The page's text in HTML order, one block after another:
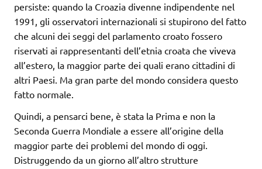
persiste: quando la Croazia divenne indipendente nel
1991, gli osservatori internazionali si stupirono del fatto
che alcuni dei seggi del parlamento croato fossero
riservati ai rappresentanti dell’etnia croata che viveva
all’estero, la maggior parte dei quali erano cittadini di
altri Paesi. Ma gran parte del mondo considera questo
fatto normale.
Quindi, a pensarci bene, è stata la Prima e non la
Seconda Guerra Mondiale a essere all’origine della
maggior parte dei problemi del mondo di oggi.
Distruggendo da un giorno all’altro strutture